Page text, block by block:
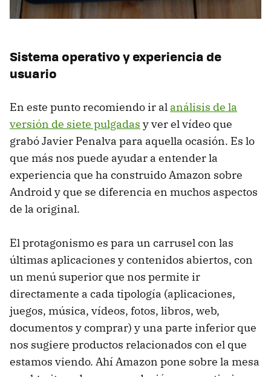
Sistema operativo y experiencia de
usuario
En este punto recomiendo ir al análisis de la
versión de siete pulgadas y ver el vídeo que
grabó Javier Penalva para aquella ocasión. Es lo
que más nos puede ayudar a entender la
experiencia que ha construido Amazon sobre
Android y que se diferencia en muchos aspectos
de la original.
El protagonismo es para un carrusel con las
últimas aplicaciones y contenidos abiertos, con
un menú superior que nos permite ir
directamente a cada tipología (aplicaciones,
juegos, música, vídeos, fotos, libros, web,
documentos y comprar) y una parte inferior que
nos sugiere productos relacionados con el que
estamos viendo. Ahí Amazon pone sobre la mesa